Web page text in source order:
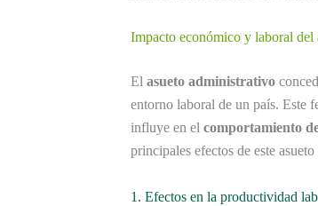
Impacto económico y laboral
El asueto administrativo
entorno laboral de un país. Este
influye en el comportamiento
principales efectos de este
1. Efectos en la productividad